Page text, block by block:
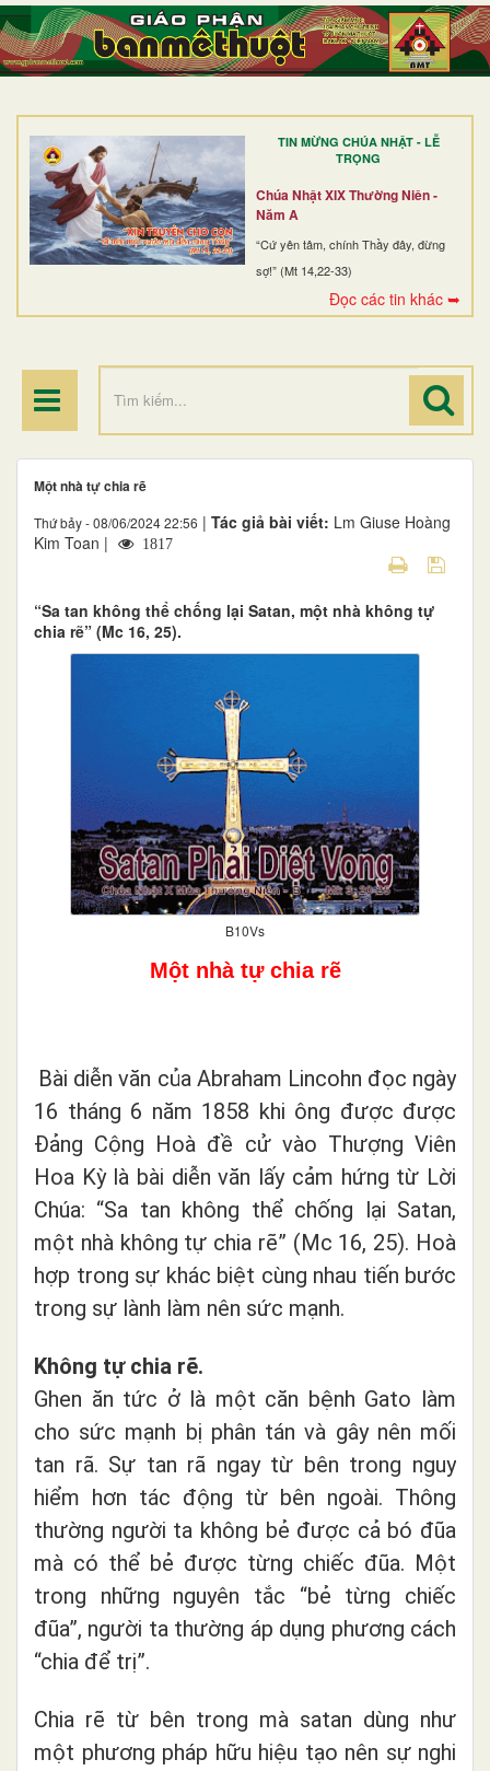
TIN MỪNG CHÚA NHẬT - LỄ
TRỌNG
Chúa Nhật XIX Thường Niên -
Năm A
“Cứ yên tâm, chính Thầy đây, đừng
sợ!” (Mt 14,22-33)
Đọc các tin khác ➥
TRANG NHẤT
GIỚI THIỆU
DÒNG TU
BAN MỤC VỤ
ĐOÀN THỂ CG
ĐIỂM HÀNH HƯƠNG
Một nhà tự chia rẽ
Thứ bảy - 08/06/2024 22:56 | Tác giả bài viết: Lm Giuse Hoàng
Kim Toan |
1817
“Sa tan không thể chống lại Satan, một nhà không tự
chia rẽ” (Mc 16, 25).
B10Vs
Một nhà tự chia rẽ
Bài diễn văn của Abraham Lincohn đọc ngày
16 tháng 6 năm 1858 khi ông được được
Đảng Cộng Hoà đề cử vào Thượng Viên
Hoa Kỳ là bài diễn văn lấy cảm hứng từ Lời
Chúa: “Sa tan không thể chống lại Satan,
một nhà không tự chia rẽ” (Mc 16, 25). Hoà
hợp trong sự khác biệt cùng nhau tiến bước
trong sự lành làm nên sức mạnh.
Không tự chia rẽ.
Ghen ăn tức ở là một căn bệnh Gato làm
cho sức mạnh bị phân tán và gây nên mối
tan rã. Sự tan rã ngay từ bên trong nguy
hiểm hơn tác động từ bên ngoài. Thông
thường người ta không bẻ được cả bó đũa
mà có thể bẻ được từng chiếc đũa. Một
trong những nguyên tắc “bẻ từng chiếc
đũa”, người ta thường áp dụng phương cách
“chia để trị”.
Chia rẽ từ bên trong mà satan dùng như
một phương pháp hữu hiệu tạo nên sự nghi